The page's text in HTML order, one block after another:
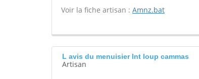
Voir la fiche artisan : Amnz.bat
L avis du menuisier Int loup cammas
Artisan